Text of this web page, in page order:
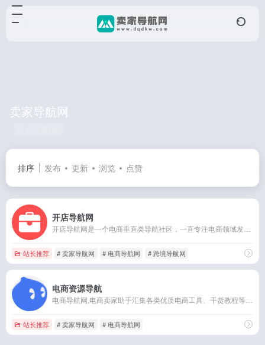
卖家导航网
排序 发布 更新 浏览 点赞
开店导航网
站长推荐 # 卖家导航网 # 电商导航网 # 跨境导航网
电商资源导航
站长推荐 # 卖家导航网 # 电商导航网